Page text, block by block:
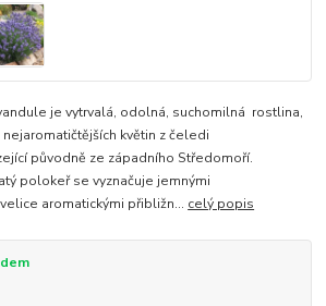
je vytrvalá, odolná, suchomilná rostlina,
květin z čeledi
původně ze západního Středomoří.
polokeř se vyznačuje jemnými
aromatickými přibližn... celý popis